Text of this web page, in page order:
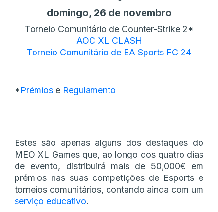
domingo, 26 de novembro
Torneio Comunitário de Counter-Strike 2*
AOC XL CLASH
Torneio Comunitário de EA Sports FC 24
*Prémios e Regulamento
Estes são apenas alguns dos destaques do
MEO XL Games que, ao longo dos quatro dias
de evento, distribuirá mais de 50,000€ em
prémios nas suas competições de Esports e
torneios comunitários, contando ainda com um
serviço educativo.